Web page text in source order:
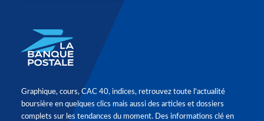
Graphique, cours, CAC 40, indices, retrouvez toute l'actualité
boursière en quelques clics mais aussi des articles et dossiers
complets sur les tendances du moment. Des informations clé en